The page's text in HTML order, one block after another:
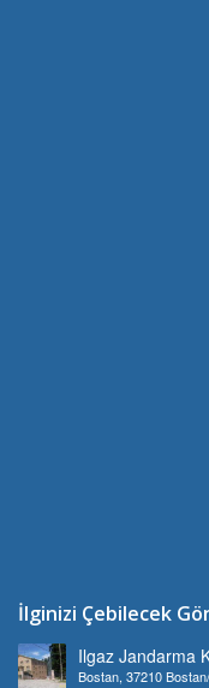
İlginizi Çebilecek
Ilgaz Jandarma
Bostan, 37210